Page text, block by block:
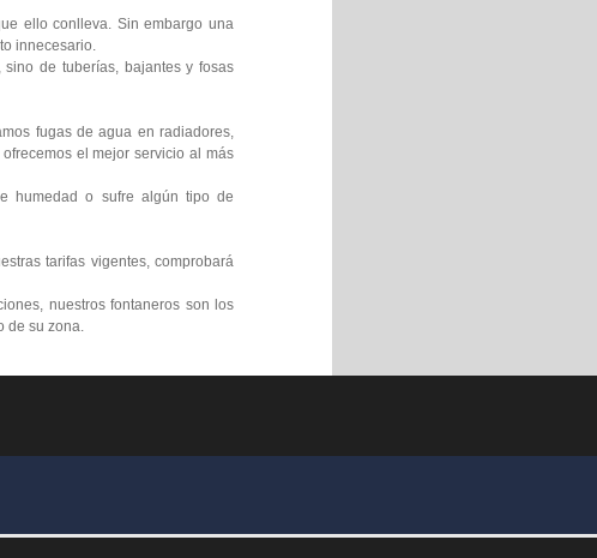
ello conlleva. Sin embargo una
innecesario.
de tuberías, bajantes y fosas
fugas de agua en radiadores,
el mejor servicio al más
humedad o sufre algún tipo de
tarifas vigentes, comprobará
nuestros fontaneros son los
de su zona.